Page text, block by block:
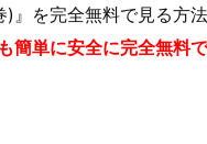
』を完全無料で見る方法
簡単に安全に完全無料